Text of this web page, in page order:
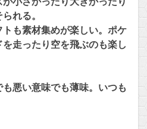
れる。
も素材集めが楽しい。ポケ
走ったり空を飛ぶのも楽し
悪い意味でも薄味。いつも